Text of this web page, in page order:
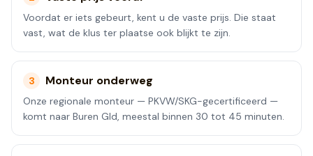
Voordat er iets gebeurt, kent u de vaste prijs. Die staat
vast, wat de klus ter plaatse ook blijkt te zijn.
3 Monteur onderweg
Onze regionale monteur — PKVW/SKG-gecertificeerd —
komt naar Buren Gld, meestal binnen 30 tot 45 minuten.